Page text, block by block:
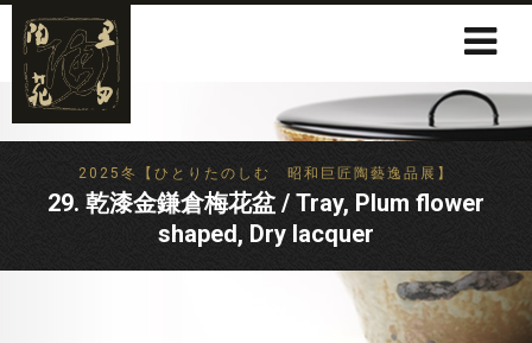
2025冬【ひとりたのしむ 昭和巨匠陶藝逸品展】
29. 乾漆金鎌倉梅花盆 / Tray, Plum flower
shaped, Dry lacquer